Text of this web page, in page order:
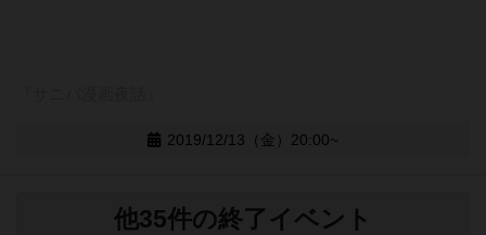
2019/12/13（金）20:00~
他35件の終了イベント